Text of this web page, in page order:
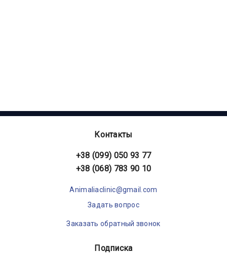
Контакты
+38 (099) 050 93 77
+38 (068) 783 90 10
Animaliaclinic@gmail.com
Задать вопрос
Заказать обратный звонок
Подписка